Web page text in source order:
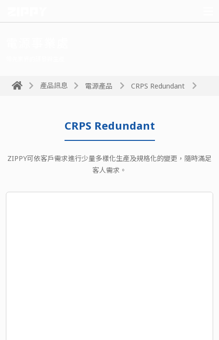
產品訊息 電源產品 CRPS Redundant
CRPS Redundant
ZIPPY可依客戶需求進行少量多樣化生產及規格化的變更，隨時滿足
客人需求。